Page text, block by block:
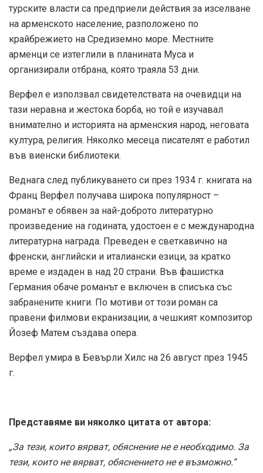
турските власти са предприели действия за изселване
на арменското население, разположено по
крайбрежието на Средиземно море. Местните
арменци се изтеглили в планината Муса и
организирали отбрана, която траяла 53 дни.
Верфел е използвал свидетелствата на очевидци на
тази неравна и жестока борба, но той е изучавал
внимателно и историята на арменския народ, неговата
култура, религия. Няколко месеца писателят е работил
във виенски библиотеки.
Веднага след публикуването си през 1934 г. книгата на
Франц Верфел получава широка популярност –
романът е обявен за най-доброто литературно
произведение на годината, удостоен е с международна
литературна награда. Преведен е светкавично на
френски, английски и италиански езици, за кратко
време е издаден в над 20 страни. Във фашистка
Германия обаче романът е включен в списъка със
забранените книги. По мотиви от този роман са
правени филмови екранизации, а чешкият композитор
Йозеф Матем създава опера.
Верфел умира в Бевърли Хилс на 26 август през 1945
г.
Представяме ви няколко цитата от автора:
„За тези, които вярват, обяснение не е необходимо. За
тези, които не вярват, обяснението не е възможно.“